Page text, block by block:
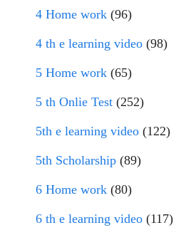
4 Home work (96)
4 th e learning video (98)
5 Home work (65)
5 th Onlie Test (252)
5th e learning video (122)
5th Scholarship (89)
6 Home work (80)
6 th e learning video (117)